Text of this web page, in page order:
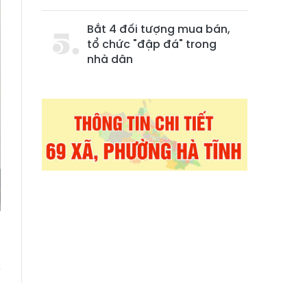
Bắt 4 đối tượng mua bán,
tổ chức "đập đá" trong
nhà dân